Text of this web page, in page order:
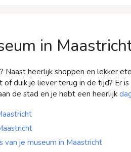
in
Naast heerlijk shoppen en lekker
of duik je liever terug in de tijd? Er
de stad en je hebt een heerlijk
van je museum in Maastricht